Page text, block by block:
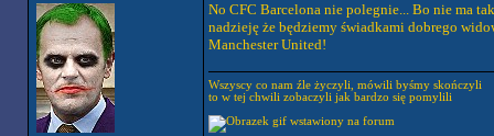
No CFC Barcelona nie polegnie... Bo nie ma
nadzieję że będziemy świadkami dobrego
Manchester United!
Wszyscy co nam źle życzyli, mówili byśmy skończyli
to w tej chwili zobaczyli jak bardzo się pomylili